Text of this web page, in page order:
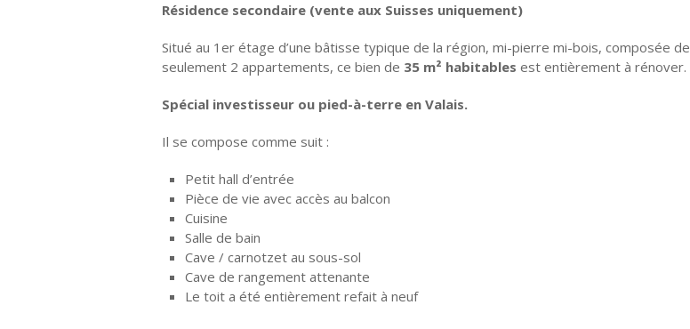
Résidence secondaire (vente aux Suisses uniquement)
Situé au 1er étage d’une bâtisse typique de la région, mi-pierre mi-bois, composée de
seulement 2 appartements, ce bien de 35 m² habitables est entièrement à rénover.
Spécial investisseur ou pied-à-terre en Valais.
Il se compose comme suit :
Petit hall d’entrée
Pièce de vie avec accès au balcon
Cuisine
Salle de bain
Cave / carnotzet au sous-sol
Cave de rangement attenante
Le toit a été entièrement refait à neuf